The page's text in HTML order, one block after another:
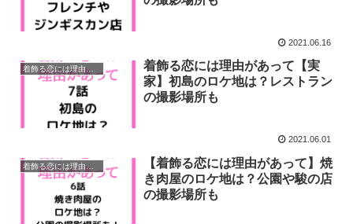
2021.06.16
着飾る恋には理由があって
着飾る恋には理由があって【実
家】初島のロケ地は？レストラン
の撮影場所も
2021.06.01
着飾る恋には理由があって
【着飾る恋には理由があって】焼
き肉屋のロケ地は？公園や駿の店
の撮影場所も